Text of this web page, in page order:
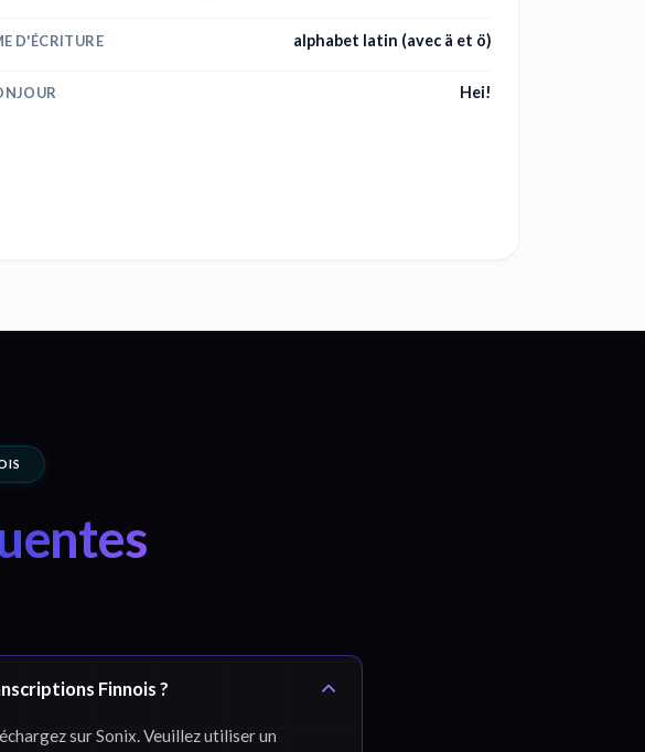
D'ÉCRITURE alphabet latin (avec ä et ö)
Hei!
Finnois ?
sur Sonix. Veuillez utiliser un